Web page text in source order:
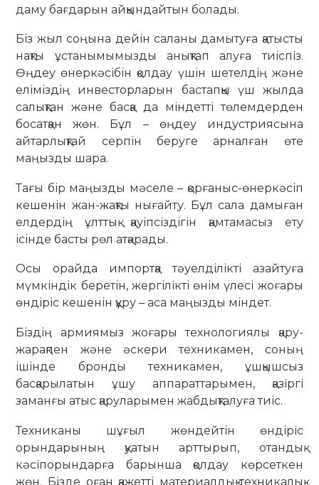
даму бағдарын айқындайтын болады.
Біз жыл соңына дейін саланы дамытуға қатысты
нақты ұстанымымызды анықтап алуға тиіспіз.
Өңдеу өнеркәсібін қолдау үшін шетелдің және
еліміздің инвесторларын бастапқы үш жылда
салықтан және басқа да міндетті төлемдерден
босатқан жөн. Бұл – өңдеу индустриясына
айтарлықтай серпін беруге арналған өте
маңызды шара.
Тағы бір маңызды мәселе – қорғаныс-өнеркәсіп
кешенін жан-жақты нығайту. Бұл сала дамыған
елдердің ұлттық қауіпсіздігін қамтамасыз ету
ісінде басты рөл атқарады.
Осы орайда импортқа тәуелділікті азайтуға
мүмкіндік беретін, жергілікті өнім үлесі жоғары
өндіріс кешенін құру – аса маңызды міндет.
Біздің армиямыз жоғары технологиялы қару-
жарақпен және әскери техникамен, соның
ішінде бронды техникамен, ұшқышсыз
басқарылатын ұшу аппараттарымен, қазіргі
заманғы атыс қаруларымен жабдықталуға тиіс.
Техниканы шұғыл жөндейтін өндіріс
орындарының қуатын арттырып, отандық
кәсіпорындарға барынша қолдау көрсеткен
жөн. Бізде оған қажетті материалдық-техникалық